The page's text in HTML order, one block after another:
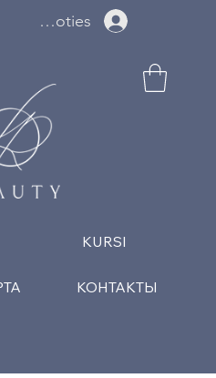
KURSI
КОНТАКТЫ
Ielogoties